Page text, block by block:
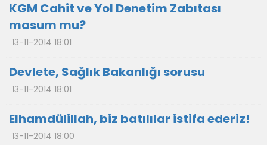
KGM Cahit ve Yol Denetim Zabıtası
masum mu?
13-11-2014 18:01
Devlete, Sağlık Bakanlığı sorusu
13-11-2014 18:01
Elhamdülillah, biz batılılar istifa ederiz!
13-11-2014 18:00